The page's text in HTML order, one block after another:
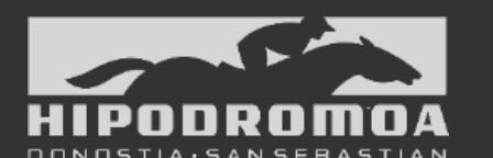
02/08 17:30 Abuztuaren 2a / 2 de
Abuztuaren 9a / 9 de
12/08 12:08 Abuztaren 12a / 12 de